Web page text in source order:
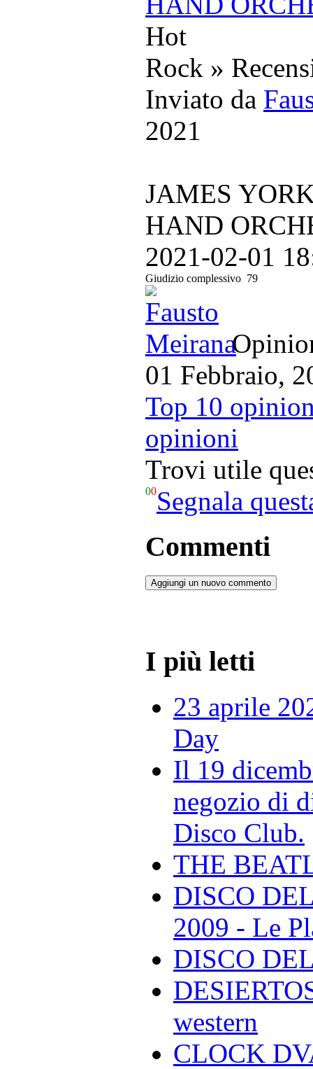
Hot
Rock »
Inviato da
2021
JAMES
HAND
2021-02-01
Giudizio complessivo 79
01 Febbraio,
Top 10
opinioni
Trovi utile
00Segnala
Commenti
Aggiungi un nuovo commento
I più letti
23 aprile
Day
Il 19
negozio di
Disco Club.
THE
DISCO
2009 - Le
DISCO
western
CLOCK